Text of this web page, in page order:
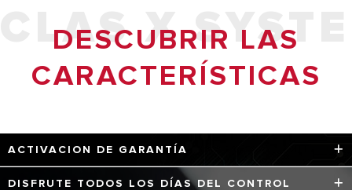
CLAS X
DESCUBRIR LAS
CARACTERÍSTICAS
ACTIVACION DE GARANTÍA
La “Activación de la Garantía Comercial” es un servicio
DISFRUTE TODOS LOS DÍAS DEL CONTROL